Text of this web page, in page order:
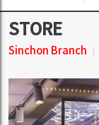
STORE
Sinchon Branch